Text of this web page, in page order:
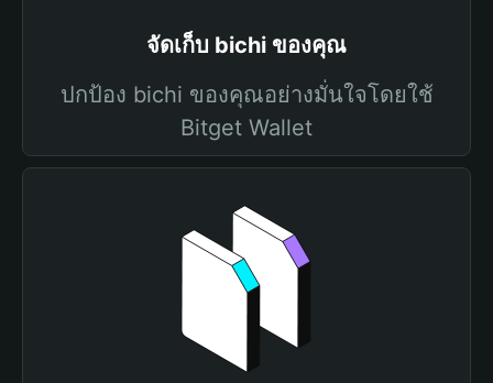
จัดเก็บ bichi ของคุณ
ปกป้อง bichi ของคุณอย่างมั่นใจโดยใช้
Bitget Wallet